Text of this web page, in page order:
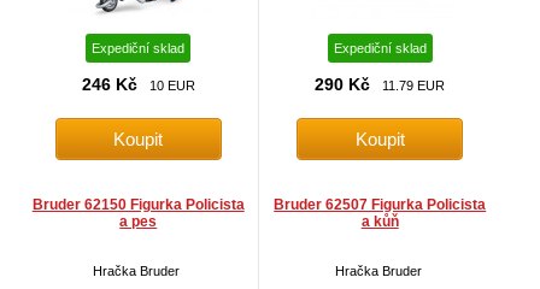
Expediční sklad
246 Kč 10 EUR
Expediční sklad
290 Kč 11.79 EUR
Bruder 62150 Figurka Policista
a pes
Hračka Bruder
Bruder 62507 Figurka Policista
a kůň
Hračka Bruder